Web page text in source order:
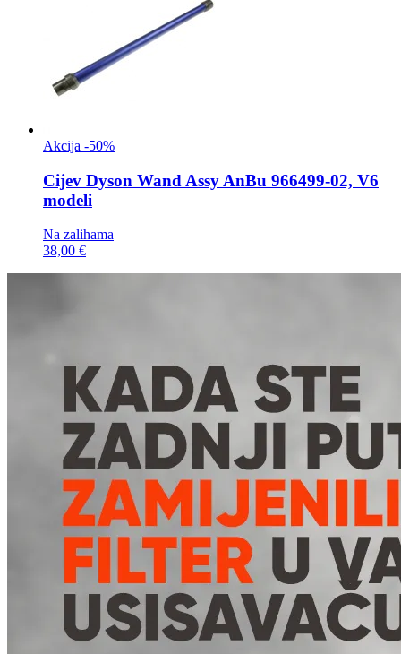
Akcija -50%
Cijev Dyson Wand Assy AnBu 966499-02, V6
modeli
Na zalihama
38,00 €